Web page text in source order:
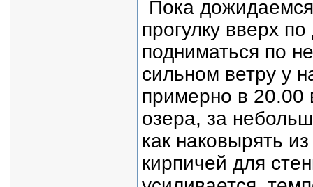
Пока
прогулку вверх
подниматься по
сильном ветру у
примерно в 20.00
озера, за
как наковырять
кирпичей для